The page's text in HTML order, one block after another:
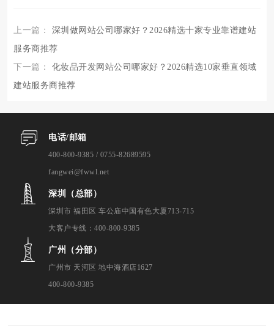
上一篇： 深圳做网站公司哪家好？2026精选十家专业靠谱建站
服务商推荐
下一篇： 化妆品开发网站公司哪家好？2026精选10家垂直领域
建站服务商推荐
电话/邮箱
400-800-9385 / 0755-82689595
fangwei@fwwl.net
深圳（总部）
深圳市 福田区 车公庙中国有色大厦713-715
大客户专线：400-800-9385
广州（分部）
广州市 天河区 地中海酒店1627
400-800-9385